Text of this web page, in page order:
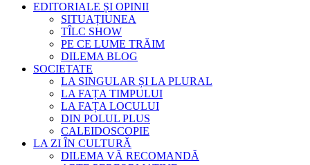
EDITORIALE ȘI OPINII
SITUAȚIUNEA
TÎLC SHOW
PE CE LUME TRĂIM
DILEMA BLOG
SOCIETATE
LA SINGULAR ȘI LA PLURAL
LA FAȚA TIMPULUI
LA FAȚA LOCULUI
DIN POLUL PLUS
CALEIDOSCOPIE
LA ZI ÎN CULTURĂ
DILEMA VĂ RECOMANDĂ